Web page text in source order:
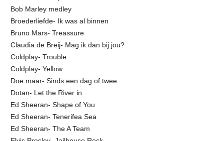
Bob Marley medley
Broederliefde- Ik was al binnen
Bruno Mars- Treassure
Claudia de Breij- Mag ik dan bij jou?
Coldplay- Trouble
Coldplay- Yellow
Doe maar- Sinds een dag of twee
Dotan- Let the River in
Ed Sheeran- Shape of You
Ed Sheeran- Tenerifea Sea
Ed Sheeran- The A Team